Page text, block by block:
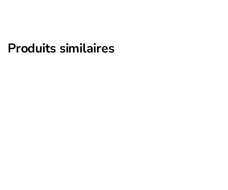
Produits similaires